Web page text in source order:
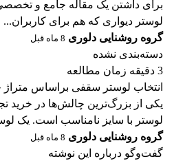
لوستر دیواری که هم برای کاربران...
گروه روشنایی دلوری 8 ماه قبل
دسته‌بندی نشده
3 دقیقه زمان مطالعه
انتخاب لوستر سقفی براساس متراژ
یکی از بزرگ‌ترین چالش‌ها در خرید
لوستر با سایز نامناسب است. یک
گروه روشنایی دلوری 8 ماه قبل
گفت‌وگو درباره این نوشته